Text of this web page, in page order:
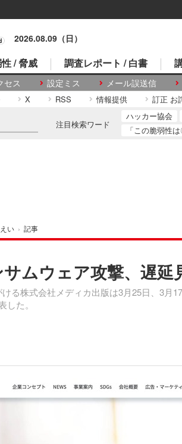
2026.08.09（日）
セス 設定ミス メール誤送信
/ 脅威 調査レポート / 白書
X RSS 情報提供 訂正 お
注目検索ワード
ハッカー協会
「この脆弱性
い › 記事
ムウェア攻撃、遅延
る株式会社メディカ出版は3月25日、3月
た。